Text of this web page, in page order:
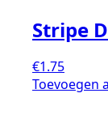
Stripe
€1.75
Toevoegen